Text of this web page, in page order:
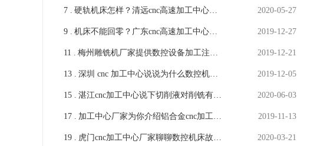
情-【鸿天驰】
7 . 硬轨机床怎样？清远cnc高速加工中心带
大家简单了解下-【鸿天驰】
2020-05-27
9 . 机床不能回零？广东cnc高速加工中心为
您解决故障问题-【鸿天驰】
2019-12-27
11 . 梅州雕铣机厂家提供数控设备加工注意
事项要点（三）-【鸿天驰】
2019-12-21
13 . 深圳 cnc 加工中心说说为什么数控机床
对电源要求高？-【鸿天驰】
2019-12-05
15 . 湛江cnc加工中心说下切削液对削铣有什
么影响-【鸿天驰】
2020-06-03
17 . 加工中心厂家为你介绍铝合金cnc加工优
点-【鸿天驰】
2019-11-13
19 . 虎门cnc加工中心厂家聊聊数控机床故障 2020-03-21